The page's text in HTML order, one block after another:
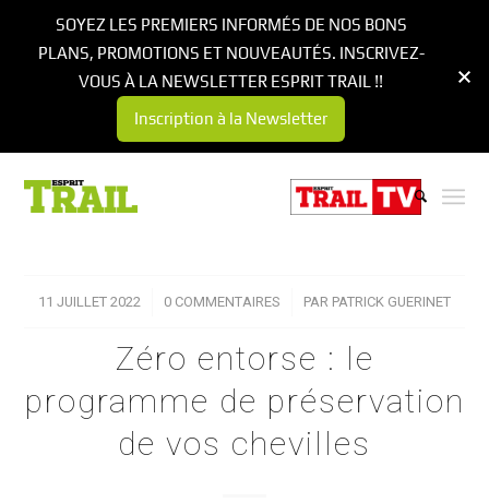
11 JUILLET 2022
/ 0 COMMENTAIRES
/ PAR PATRICK GUERINET
Zéro entorse : le
programme de préservation
de vos chevilles
SOYEZ LES PREMIERS INFORMÉS DE NOS BONS
PLANS, PROMOTIONS ET NOUVEAUTÉS. INSCRIVEZ-
VOUS À LA NEWSLETTER ESPRIT TRAIL !!
Inscription à la Newsletter